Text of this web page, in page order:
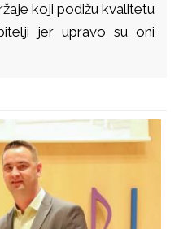
koji podižu kvalitetu
jer upravo su oni